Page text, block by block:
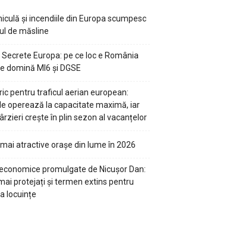
și incendiile din Europa scumpesc
de măsline
Europa: pe ce loc e România
domină MI6 și DGSE
pentru traficul aerian european:
operează la capacitate maximă, iar
crește în plin sezon al vacanțelor
atractive orașe din lume în 2026
promulgate de Nicușor Dan:
protejați și termen extins pentru
locuințe